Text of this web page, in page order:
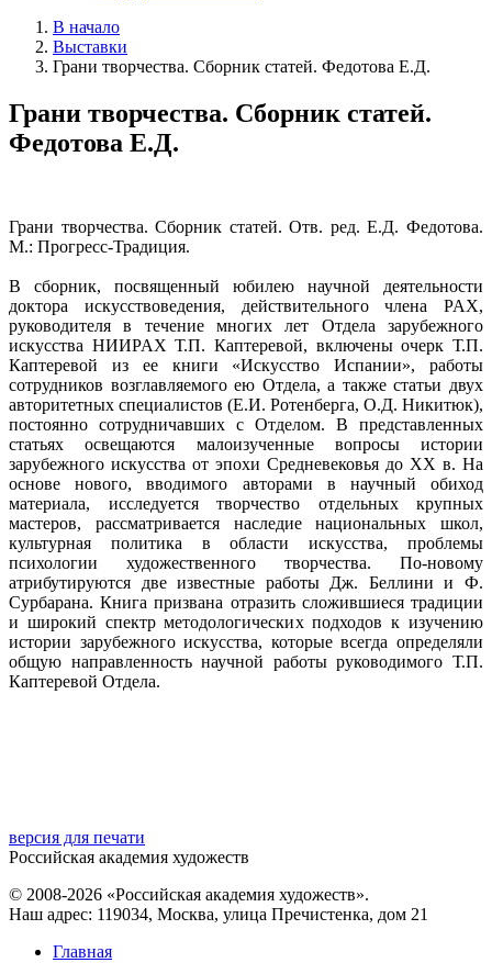
В начало
Выставки
Грани творчества. Сборник статей. Федотова Е.Д.
Грани творчества. Сборник статей.
Федотова Е.Д.
Грани творчества. Сборник статей. Отв. ред. Е.Д. Федотова.
М.: Прогресс-Традиция.
В сборник, посвященный юбилею научной деятельности
доктора искусствоведения, действительного члена PAX,
руководителя в течение многих лет Отдела зарубежного
искусства НИИPAX Т.П. Каптеревой, включены очерк Т.П.
Каптеревой из ее книги «Искусство Испании», работы
сотрудников возглавляемого ею Отдела, а также статьи двух
авторитетных специалистов (Е.И. Ротенберга, О.Д. Никитюк),
постоянно сотрудничавших с Отделом. В представленных
статьях освещаются малоизученные вопросы истории
зарубежного искусства от эпохи Средневековья до XX в. На
основе нового, вводимого авторами в научный обиход
материала, исследуется творчество отдельных крупных
мастеров, рассматривается наследие национальных школ,
культурная политика в области искусства, проблемы
психологии художественного творчества. По-новому
атрибутируются две известные работы Дж. Беллини и Ф.
Сурбарана. Книга призвана отразить сложившиеся традиции
и широкий спектр методологических подходов к изучению
истории зарубежного искусства, которые всегда определяли
общую направленность научной работы руководимого Т.П.
Каптеревой Отдела.
версия для печати
Российская академия художеств
© 2008-2026 «Российская академия художеств».
Наш адрес: 119034, Москва, улица Пречистенка, дом 21
Главная